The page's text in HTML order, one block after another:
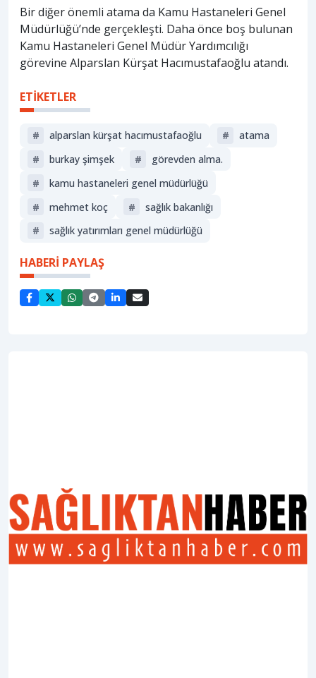
Bir diğer önemli atama da Kamu Hastaneleri Genel
Müdürlüğü’nde gerçekleşti. Daha önce boş bulunan
Kamu Hastaneleri Genel Müdür Yardımcılığı
görevine Alparslan Kürşat Hacımustafaoğlu atandı.
ETİKETLER
# alparslan kürşat hacımustafaoğlu #
atama
#
burkay şimşek #
görevden alma.
#
kamu hastaneleri genel müdürlüğü
#
mehmet koç #
sağlik bakanliği
#
sağlık yatırımları genel müdürlüğü
HABERİ PAYLAŞ